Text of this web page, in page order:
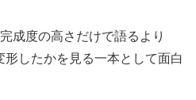
成度の高さだけで語るより
形したかを見る一本として面白